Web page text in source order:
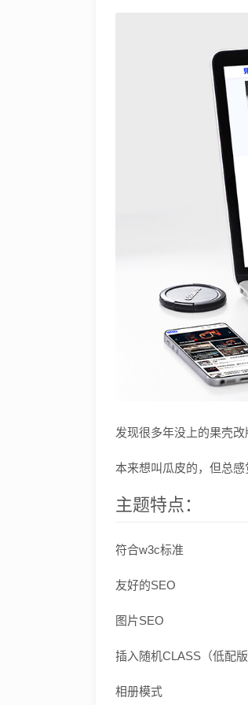
发现很多年没上的果壳
本来想叫瓜皮的，但总感
主题特点：
符合w3c标准
友好的SEO
图片SEO
插入随机CLASS（低配版
相册模式